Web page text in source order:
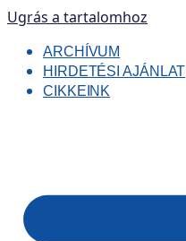
Ugrás a tartalomhoz
ARCHÍVUM
HIRDETÉSI AJÁNLAT
CIKKEINK